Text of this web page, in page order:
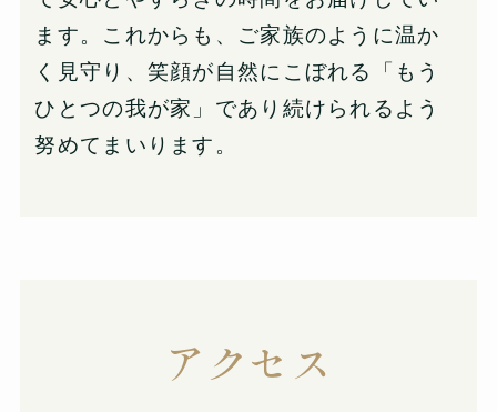
ます。これからも、ご家族のように温か
く見守り、笑顔が自然にこぼれる「もう
ひとつの我が家」であり続けられるよう
努めてまいります。
アクセス